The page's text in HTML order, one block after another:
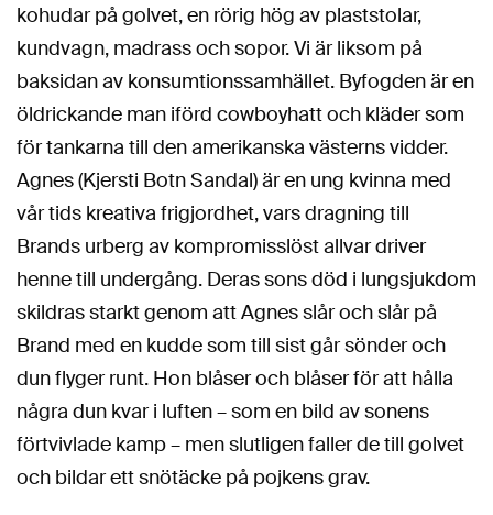
kohudar på golvet, en rörig hög av plaststolar,
kundvagn, madrass och sopor. Vi är liksom på
baksidan av konsumtionssamhället. Byfogden är en
öldrickande man iförd cowboyhatt och kläder som
för tankarna till den amerikanska västerns vidder.
Agnes (Kjersti Botn Sandal) är en ung kvinna med
vår tids kreativa frigjordhet, vars dragning till
Brands urberg av kompromisslöst allvar driver
henne till undergång. Deras sons död i lungsjukdom
skildras starkt genom att Agnes slår och slår på
Brand med en kudde som till sist går sönder och
dun flyger runt. Hon blåser och blåser för att hålla
några dun kvar i luften – som en bild av sonens
förtvivlade kamp – men slutligen faller de till golvet
och bildar ett snötäcke på pojkens grav.